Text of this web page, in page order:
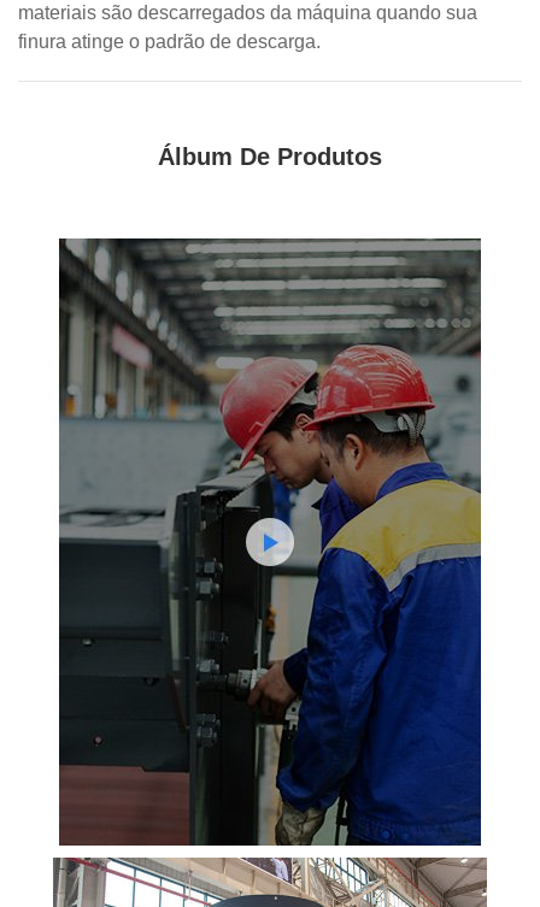
materiais são descarregados da máquina quando sua
finura atinge o padrão de descarga.
Álbum De Produtos